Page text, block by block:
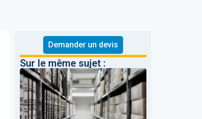
Demander un devis
Sur le même sujet :